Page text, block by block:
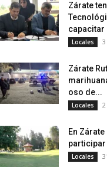
Zárate
capacitar
Locales
Zárate
oso de...
Locales
En
participar
Locales